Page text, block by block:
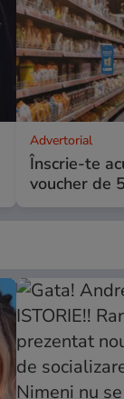
Advertorial
Înscrie-te
voucher de